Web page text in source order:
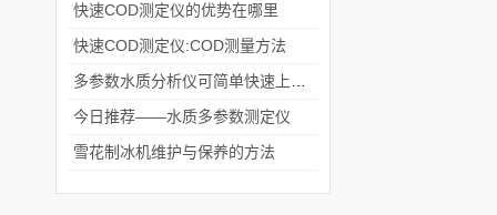
快速COD测定仪的优势在哪里
快速COD测定仪:COD测量方法
今日推荐——水质多参数测定仪
雪花制冰机维护与保养的方法